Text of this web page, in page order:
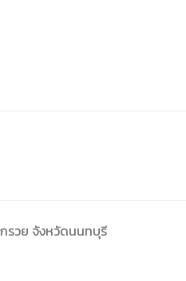
รวย จังหวัดนนทบุรี